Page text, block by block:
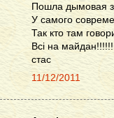
Пошла дымовая
У самого
Так кто там
Всі на
стас
11/12/2011